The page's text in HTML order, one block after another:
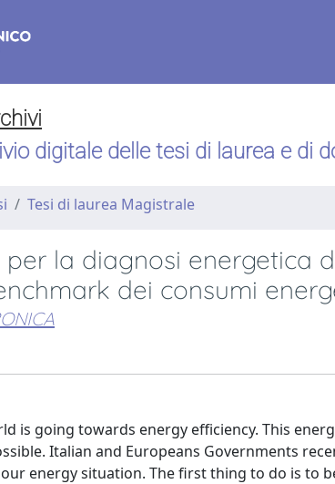
digitale delle tesi di laurea e di
Tesi di laurea Magistrale
la diagnosi energetica
dei consumi
is going towards energy efficiency. This
Italian and Europeans Governments
energy situation. The first thing to do is to